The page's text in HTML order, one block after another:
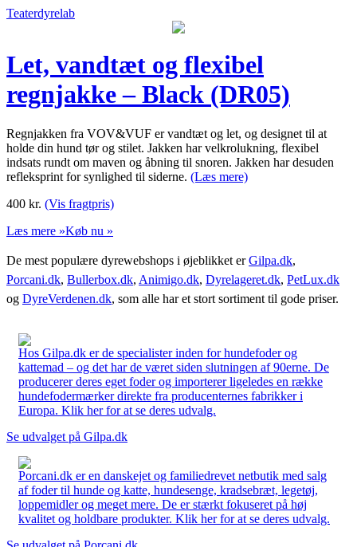
Teaterdyrelab
Let, vandtæt og flexibel
regnjakke – Black (DR05)
Regnjakken fra VOV&VUF er vandtæt og let, og designet til at
holde din hund tør og stilet. Jakken har velkrolukning, flexibel
indsats rundt om maven og åbning til snoren. Jakken har desuden
refleksprint for synlighed til siderne. (Læs mere)
400 kr. (Vis fragtpris)
Læs mere »Køb nu »
De mest populære dyrewebshops i øjeblikket erGilpa.dk,
Porcani.dk, Bullerbox.dk, Animigo.dk, Dyrelageret.dk, PetLux.dk
og DyreVerdenen.dk, som alle har et stort sortiment til gode priser.
Hos Gilpa.dk er de specialister inden for hundefoder og
kattemad – og det har de været siden slutningen af 90erne. De
producerer deres eget foder og importerer ligeledes en række
hundefodermærker direkte fra producenternes fabrikker i
Europa. Klik her for at se deres udvalg.
Se udvalget på Gilpa.dk
Porcani.dk er en danskejet og familiedrevet netbutik med salg
af foder til hunde og katte, hundesenge, kradsebræt, legetøj,
loppemidler og meget mere. De er stærkt fokuseret på høj
kvalitet og holdbare produkter. Klik her for at se deres udvalg.